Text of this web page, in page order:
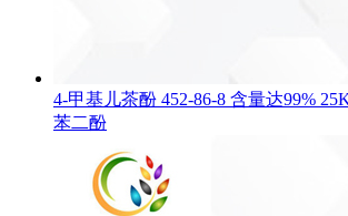
4-甲基儿茶酚 452-86-8 含量达99%
苯二酚